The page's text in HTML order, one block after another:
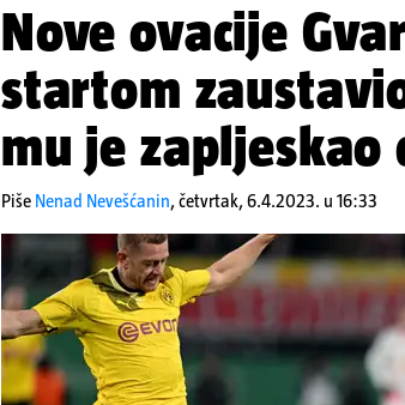
Nove ovacije
startom
mu je
Piše Nenad Nevešćanin,četvrtak, 6.4.2023. u 16:33